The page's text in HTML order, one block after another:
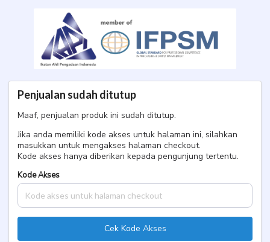
Penjualan sudah ditutup
Maaf, penjualan produk ini sudah ditutup.
Jika anda memiliki kode akses untuk halaman ini, silahkan
masukkan untuk mengakses halaman checkout.
Kode akses hanya diberikan kepada pengunjung tertentu.
Kode Akses
Cek Kode Akses
PBJ Surabaya Maret 2026